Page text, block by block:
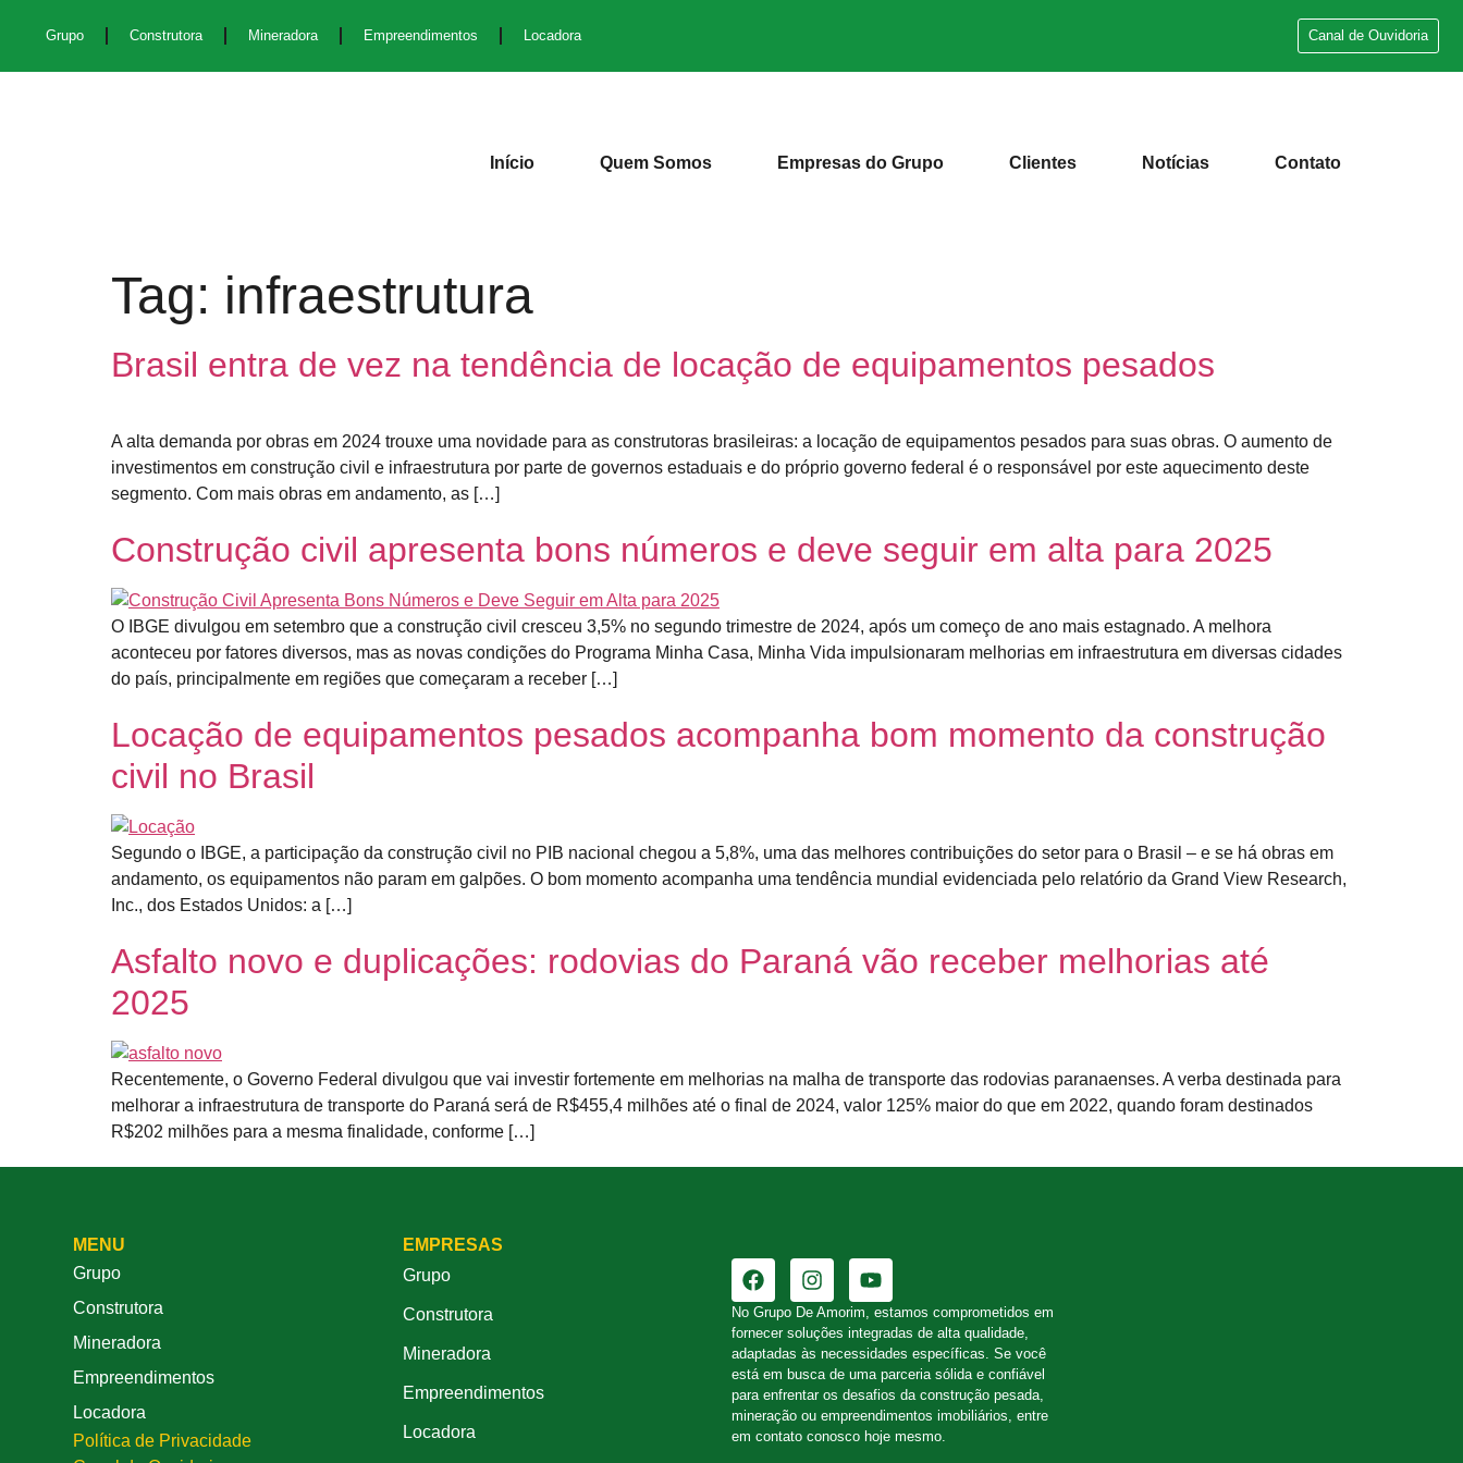
Grupo Construtora Mineradora Empreendimentos Locadora Canal de Ouvidoria
Início Quem Somos Empresas do Grupo Clientes Notícias Contato
Tag: infraestrutura
Brasil entra de vez na tendência de locação de equipamentos pesados
A alta demanda por obras em 2024 trouxe uma novidade para as construtoras brasileiras: a locação de equipamentos pesados para suas obras. O aumento de
investimentos em construção civil e infraestrutura por parte de governos estaduais e do próprio governo federal é o responsável por este aquecimento deste
segmento. Com mais obras em andamento, as […]
Construção civil apresenta bons números e deve seguir em alta para 2025
O IBGE divulgou em setembro que a construção civil cresceu 3,5% no segundo trimestre de 2024, após um começo de ano mais estagnado. A melhora
aconteceu por fatores diversos, mas as novas condições do Programa Minha Casa, Minha Vida impulsionaram melhorias em infraestrutura em diversas cidades
do país, principalmente em regiões que começaram a receber […]
Locação de equipamentos pesados acompanha bom momento da construção
civil no Brasil
Segundo o IBGE, a participação da construção civil no PIB nacional chegou a 5,8%, uma das melhores contribuições do setor para o Brasil – e se há obras em
andamento, os equipamentos não param em galpões. O bom momento acompanha uma tendência mundial evidenciada pelo relatório da Grand View Research,
Inc., dos Estados Unidos: a […]
Asfalto novo e duplicações: rodovias do Paraná vão receber melhorias até
2025
Recentemente, o Governo Federal divulgou que vai investir fortemente em melhorias na malha de transporte das rodovias paranaenses. A verba destinada para
melhorar a infraestrutura de transporte do Paraná será de R$455,4 milhões até o final de 2024, valor 125% maior do que em 2022, quando foram destinados
R$202 milhões para a mesma finalidade, conforme […]
MENU
Grupo
Construtora
Mineradora
Empreendimentos
Locadora
Política de Privacidade
EMPRESAS
Grupo
Construtora
Mineradora
Empreendimentos
Locadora
No Grupo De Amorim, estamos comprometidos em
fornecer soluções integradas de alta qualidade,
adaptadas às necessidades específicas. Se você
está em busca de uma parceria sólida e confiável
para enfrentar os desafios da construção pesada,
mineração ou empreendimentos imobiliários, entre
em contato conosco hoje mesmo.